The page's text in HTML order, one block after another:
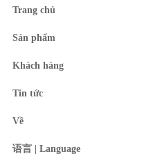
Trang chủ
Sản phẩm
Khách hàng
Tin tức
Về
语言 | Language